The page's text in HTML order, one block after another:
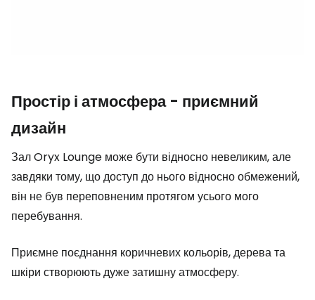
Простір і атмосфера - приємний
дизайн
Зал Oryx Lounge може бути відносно невеликим, але
завдяки тому, що доступ до нього відносно обмежений,
він не був переповненим протягом усього мого
перебування.
Приємне поєднання коричневих кольорів, дерева та
шкіри створюють дуже затишну атмосферу.